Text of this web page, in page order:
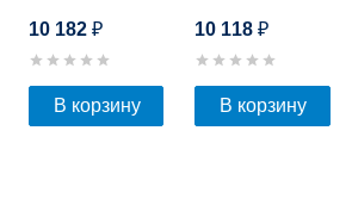
10 182 ₽
В корзину
10 118₽
В корзину